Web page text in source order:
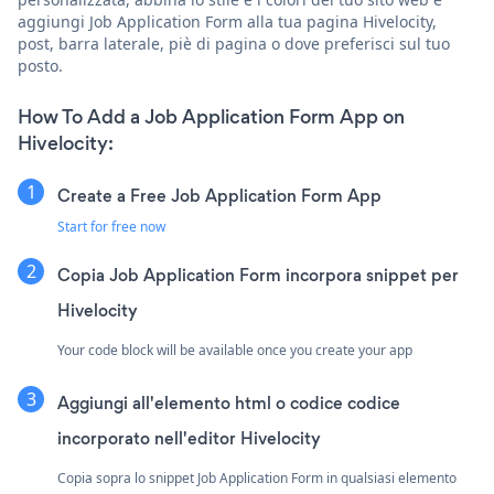
aggiungi Job Application Form alla tua pagina Hivelocity,
post, barra laterale, piè di pagina o dove preferisci sul tuo
posto.
How To Add a Job Application Form App on
Hivelocity:
Create a Free Job Application Form App
Start for free now
Copia Job Application Form incorpora snippet per
Hivelocity
Your code block will be available once you create your app
Aggiungi all'elemento html o codice codice
incorporato nell'editor Hivelocity
Copia sopra lo snippet Job Application Form in qualsiasi elemento